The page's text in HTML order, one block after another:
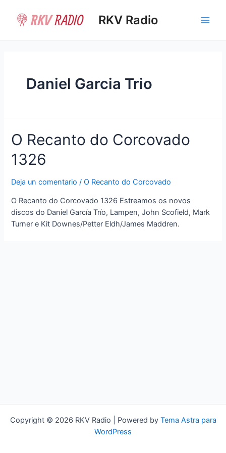
contenido
RKV Radio
Daniel Garcia Trio
O Recanto do Corcovado
1326
Deja un comentario /O Recanto do Corcovado
O Recanto do Corcovado 1326 Estreamos os novos
discos do Daniel García Trío, Lampen, John Scofield, Mark
Turner e Kit Downes/Petter Eldh/James Maddren.
Copyright © 2026 RKV Radio | Powered by Tema Astra para
WordPress